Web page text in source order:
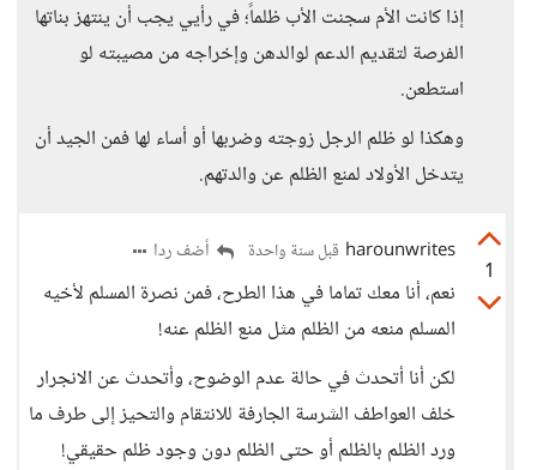
إذا كانت الأم سجنت الأب ظلماً؛ في رأيي يجب أن ينتهز بناتها
الفرصة لتقديم الدعم لوالدهن وإخراجه من مصيبته لو
استطعن.
وهكذا لو ظلم الرجل زوجته وضربها أو أساء لها فمن الجيد أن
يتدخل الأولاد لمنع الظلم عن والدتهم.
1
harounwrites قبل سنة واحدة أضف ردا
نعم، أنا معك تماما في هذا الطرح، فمن نصرة المسلم لأخيه
المسلم منعه من الظلم مثل منع الظلم عنه!
لكن أنا أتحدث في حالة عدم الوضوح، وأتحدث عن الانجرار
خلف العواطف الشرسة الجارفة للانتقام والتحيز إلى طرف ما
ورد الظلم بالظلم أو حتى الظلم دون وجود ظلم حقيقي!